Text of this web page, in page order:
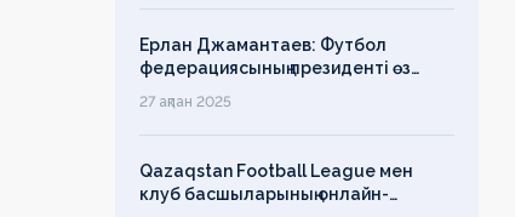
Ерлан Джамантаев: Футбол
федерациясының президенті өз
алайда оның сөзі түкке тұрмайды!
27 ақпан 2025
Qazaqstan Football League мен
клуб басшыларының онлайн-